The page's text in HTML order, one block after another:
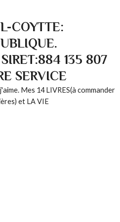
COYTTE:
135 807
SERVICE
Mes 14 LIVRES(à commander
et LA VIE